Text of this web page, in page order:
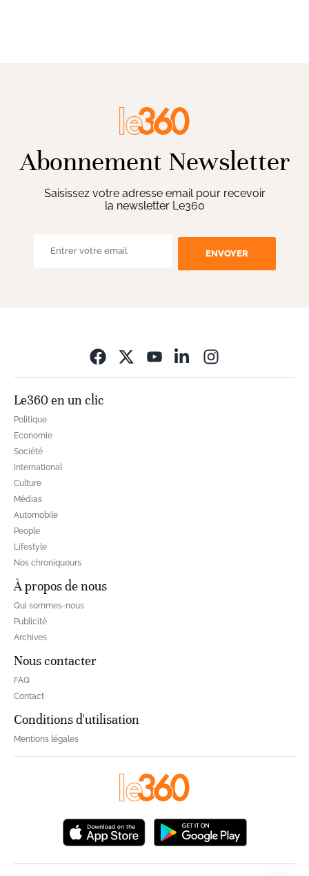
Abonnement Newsletter
Saisissez votre adresse email pour recevoir
la newsletter Le360
ENVOYER
Le360 en un clic
Politique
Economie
Société
International
Culture
Médias
Automobile
People
Lifestyle
Nos chroniqueurs
À propos de nous
Qui sommes-nous
Publicité
Archives
Nous contacter
FAQ
Contact
Conditions d'utilisation
Mentions légales